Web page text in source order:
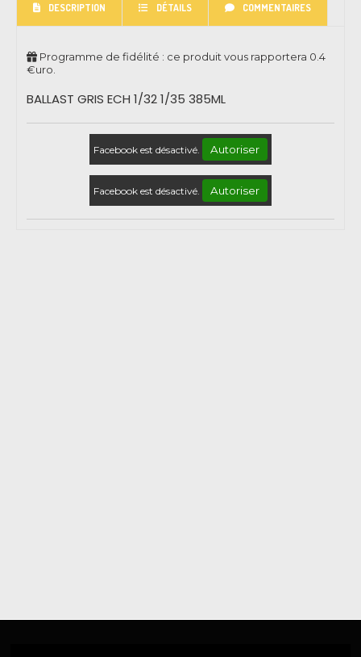
DESCRIPTION DÉTAILS COMMENTAIRES
Programme de fidélité : ce produit vous rapportera 0.4
€uro.
BALLAST GRIS ECH 1/32 1/35 385ML
Facebook est désactivé. Autoriser
Facebook est désactivé. Autoriser